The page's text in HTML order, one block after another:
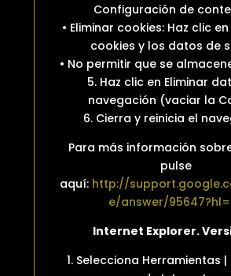
Configuración de
• Eliminar cookies: Haz clic
cookies y los datos de
• No permitir que se
5. Haz clic en Eliminar
navegación (vaciar la
6. Cierra y reinicia el
Para más información
pulse
aquí: http://
e/answer/
Internet Explorer.
1. Selecciona Herramientas